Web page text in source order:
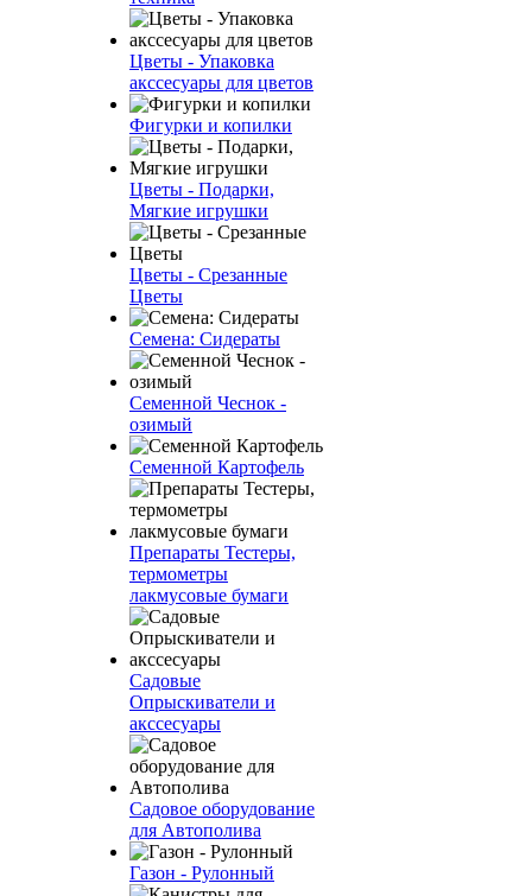
Цветы - Упаковка
акссесуары для цветов
Фигурки и копилки
Цветы - Подарки,
Мягкие игрушки
Цветы - Срезанные
Цветы
Семена: Сидераты
Семенной Чеснок -
озимый
Семенной Картофель
Препараты Тестеры,
термометры
лакмусовые бумаги
Садовые
Опрыскиватели и
акссесуары
Садовое оборудование
для Автополива
Газон - Рулонный